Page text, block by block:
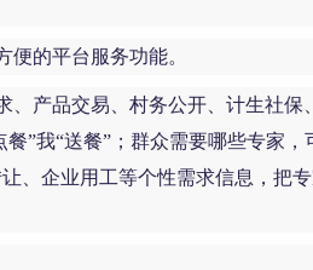
的平台服务功能。
产品交易、村务公开、计生社保
”我“送餐”；群众需要哪些专家
、企业用工等个性需求信息，把